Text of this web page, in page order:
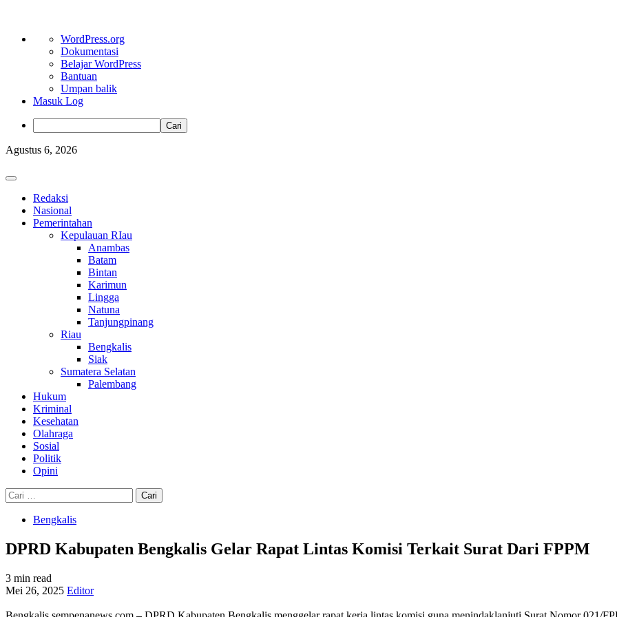
Tentang
WordPress
WordPress.org
Dokumentasi
Belajar WordPress
Bantuan
Umpan balik
Masuk Log
Cari
Skip
content
Agustus 6, 2026
Primary
Redaksi
Nasional
Pemerintahan
Kepulauan RIau
Anambas
Batam
Bintan
Karimun
Lingga
Natuna
Tanjungpinang
Riau
Bengkalis
Siak
Sumatera Selatan
Palembang
Hukum
Kriminal
Kesehatan
Olahraga
Sosial
Politik
Opini
Cari
untuk:
Bengkalis
DPRD Kabupaten Bengkalis Gelar Rapat Lintas Komisi Terkait Surat Dari FPPM
3 min read
Mei 26, 2025 Editor